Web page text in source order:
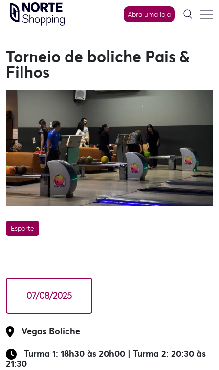
Skip
content
Abra uma loja
Torneio de boliche Pais &
Filhos
Esporte
07/08/2025
Vegas Boliche
Turma 1: 18h30 às 20h00 | Turma 2: 20:30 às
21:30